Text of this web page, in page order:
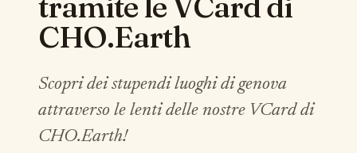
CHO.Earth
Scopri dei stupendi luoghi di genova
attraverso le lenti delle nostre VCard di
CHO.Earth!